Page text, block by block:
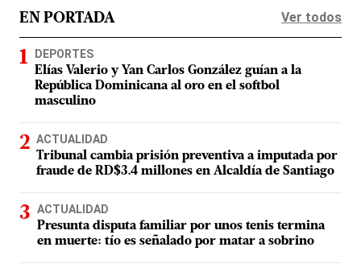
EN PORTADA Ver todos
DEPORTES
Elías Valerio y Yan Carlos González guían a la
República Dominicana al oro en el softbol
masculino
ACTUALIDAD
Tribunal cambia prisión preventiva a imputada por
fraude de RD$3.4 millones en Alcaldía de Santiago
ACTUALIDAD
Presunta disputa familiar por unos tenis termina
en muerte: tío es señalado por matar a sobrino